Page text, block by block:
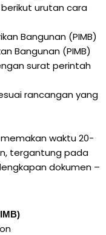
urutan cara
Bangunan (PIMB)
Bangunan (PIMB)
surat perintah
rancangan yang
waktu 20-
tergantung pada
dokumen –